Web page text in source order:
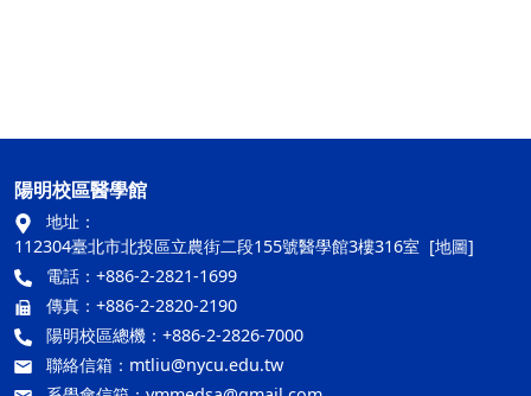
陽明校區醫學館
地址：
112304臺北市北投區立農街二段155號醫學館3樓316室 [地圖]
電話：+886-2-2821-1699
傳真：+886-2-2820-2190
陽明校區總機：+886-2-2826-7000
聯絡信箱： mtliu@nycu.edu.tw